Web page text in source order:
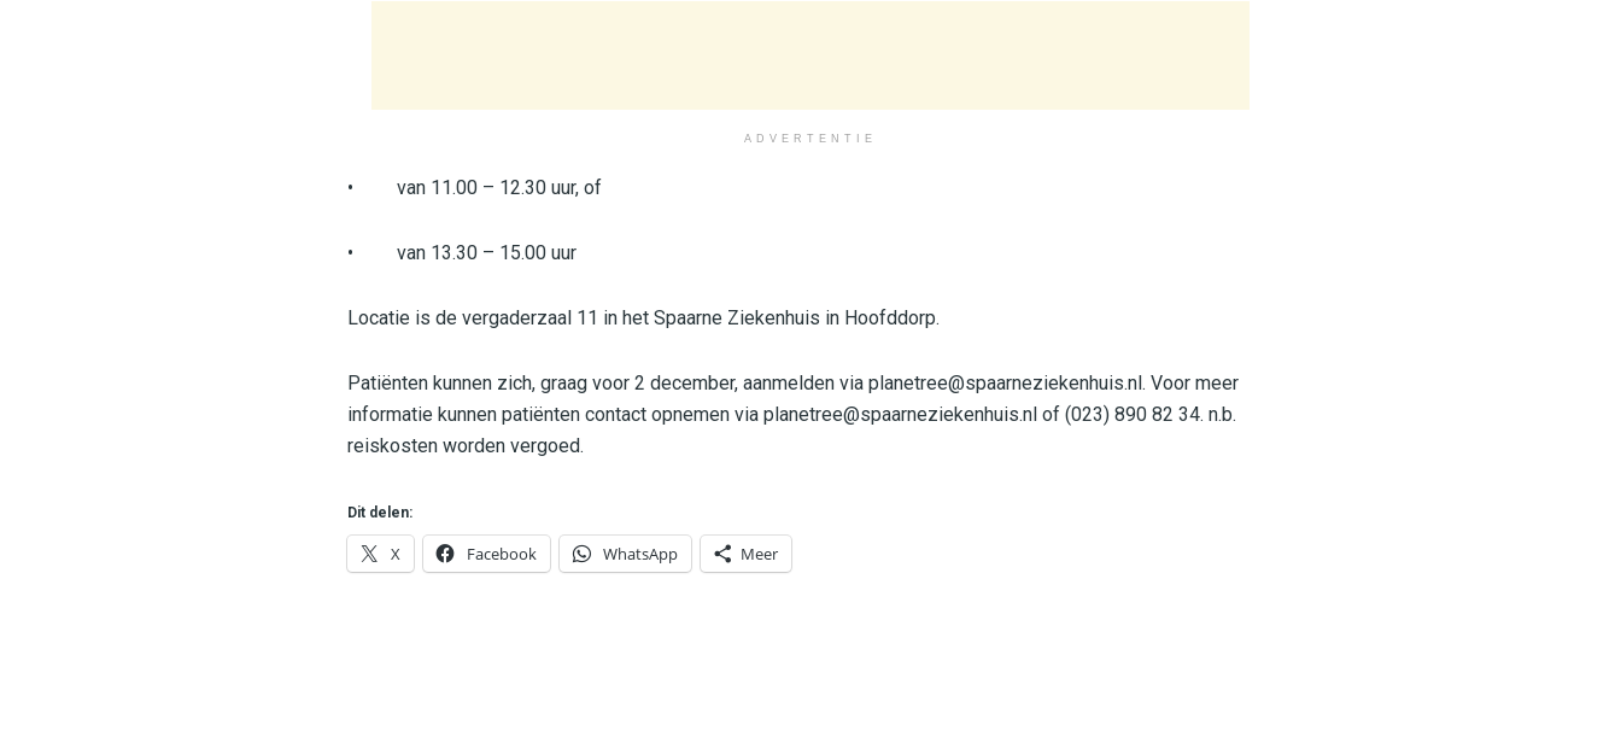
ADVERTENTIE
• van 11.00 – 12.30 uur, of
• van 13.30 – 15.00 uur
Locatie is de vergaderzaal 11 in het Spaarne Ziekenhuis in Hoofddorp.
Patiënten kunnen zich, graag voor 2 december, aanmelden via planetree@spaarneziekenhuis.nl. Voor meer
informatie kunnen patiënten contact opnemen via planetree@spaarneziekenhuis.nl of (023) 890 82 34. n.b.
reiskosten worden vergoed.
Dit delen:
X Facebook WhatsApp Meer